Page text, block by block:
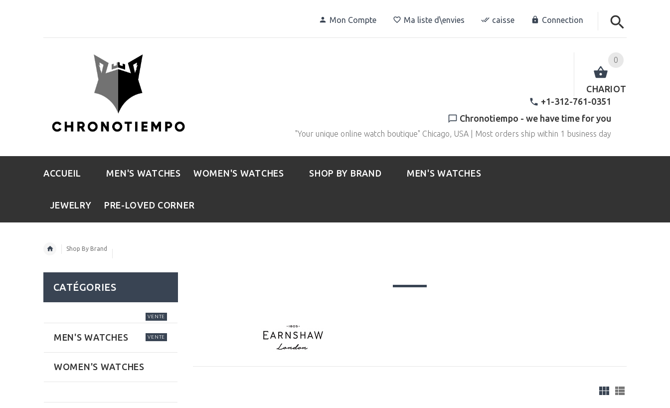
Mon Compte Ma liste d\envies caisse Connection
0
CHARIOT
+1-312-761-0351
Chronotiempo - we have time for you
"Your unique online watch boutique" Chicago, USA | Most orders ship within 1 business day
ACCUEIL MEN'S WATCHES WOMEN'S WATCHES SHOP BY BRAND MEN'S WATCHES
JEWELRY PRE-LOVED CORNER
Shop By Brand
CATÉGORIES
VENTE
MEN'S WATCHES VENTE
WOMEN'S WATCHES